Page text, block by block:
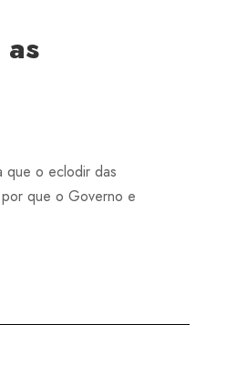
que o eclodir das
que o Governo e